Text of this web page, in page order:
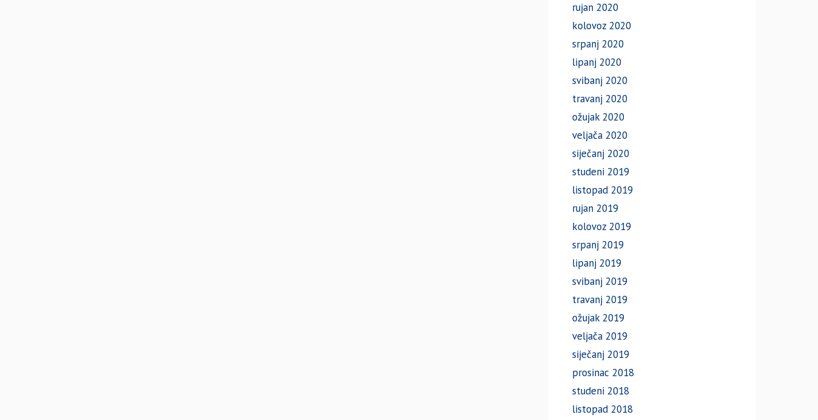
rujan 2020
kolovoz 2020
srpanj 2020
lipanj 2020
svibanj 2020
travanj 2020
ožujak 2020
veljača 2020
siječanj 2020
studeni 2019
listopad 2019
rujan 2019
kolovoz 2019
srpanj 2019
lipanj 2019
svibanj 2019
travanj 2019
ožujak 2019
veljača 2019
siječanj 2019
prosinac 2018
studeni 2018
listopad 2018